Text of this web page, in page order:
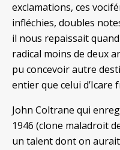
exclamations, ces
infléchies, doubles
il nous repaissait
radical moins de deux
pu concevoir autre
entier que celui d’Icare
John Coltrane qui
1946 (clone maladroit
un talent dont on